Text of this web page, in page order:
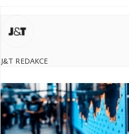
J&T REDAKCE